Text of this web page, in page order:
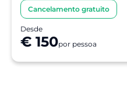
Cancelamento gratuito
Desde
€ 150por pessoa